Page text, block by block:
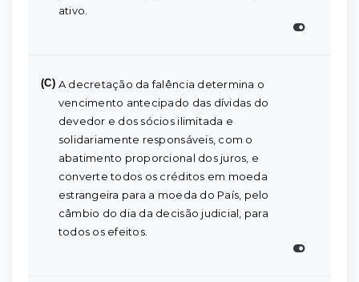
ativo.
(C) A decretação da falência determina o
vencimento antecipado das dívidas do
devedor e dos sócios ilimitada e
solidariamente responsáveis, com o
abatimento proporcional dos juros, e
converte todos os créditos em moeda
estrangeira para a moeda do País, pelo
câmbio do dia da decisão judicial, para
todos os efeitos.